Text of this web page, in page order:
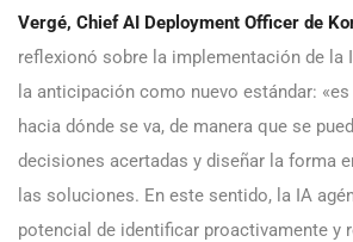
Vergé, Chief AI Deployment Officer de
reflexionó sobre la implementación de la
la anticipación como nuevo estándar:
hacia dónde se va, de manera que se
decisiones acertadas y diseñar la forma
las soluciones. En este sentido, la IA
potencial de identificar proactivamente y